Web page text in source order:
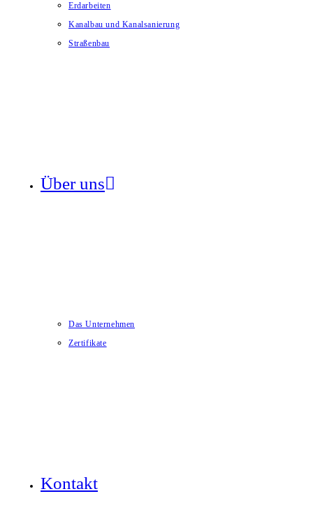
Erdarbeiten
Kanalbau und Kanalsanierung
Straßenbau
Über uns
Das Unternehmen
Zertifikate
Kontakt